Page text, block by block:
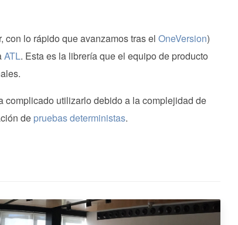
con lo rápido que avanzamos tras el OneVersion)
ATL. Esta es la librería que el equipo de producto
complicado utilizarlo debido a la complejidad de
de pruebas deterministas.